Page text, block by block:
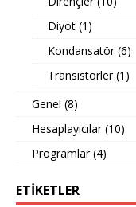
Diyot (1)
Kondansatör(6)
Transistörler(1)
Genel (8)
Hesaplayıcılar(10)
Programlar(4)
ETIKETLER